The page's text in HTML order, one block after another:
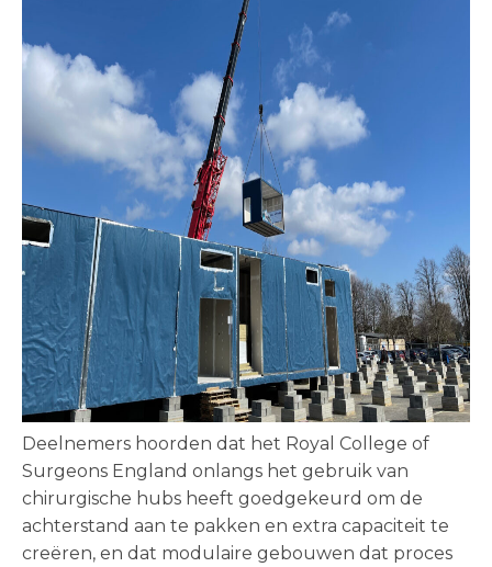
Deelnemers hoorden dat het Royal College of
Surgeons England onlangs het gebruik van
chirurgische hubs heeft goedgekeurd om de
achterstand aan te pakken en extra capaciteit te
creëren, en dat modulaire gebouwen dat proces